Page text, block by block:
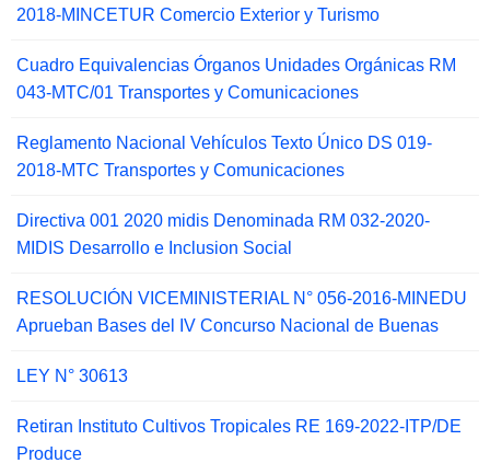
2018-MINCETUR Comercio Exterior y Turismo
Cuadro Equivalencias Órganos Unidades Orgánicas RM
043-MTC/01 Transportes y Comunicaciones
Reglamento Nacional Vehículos Texto Único DS 019-
2018-MTC Transportes y Comunicaciones
Directiva 001 2020 midis Denominada RM 032-2020-
MIDIS Desarrollo e Inclusion Social
RESOLUCIÓN VICEMINISTERIAL N° 056-2016-MINEDU
Aprueban Bases del IV Concurso Nacional de Buenas
LEY N° 30613
Retiran Instituto Cultivos Tropicales RE 169-2022-ITP/DE
Produce